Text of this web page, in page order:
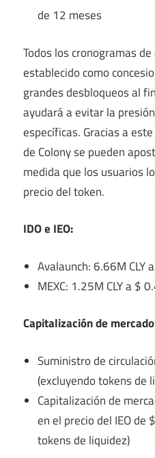
de 12 meses
Todos los cronogramas
establecido como
grandes desbloqueos al
ayudará a evitar la
específicas. Gracias a
de Colony se pueden
medida que los usuarios
precio del token.
IDO e IEO:
Avalaunch: 6.66M CLY
MEXC: 1.25M CLY a $
Capitalización de
Suministro de
(excluyendo tokens de
Capitalización de
en el precio del IEO de
tokens de liquidez)